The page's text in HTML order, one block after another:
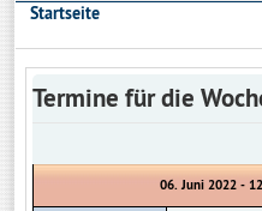
Startseite
Termine für die
06. Juni 2022 -